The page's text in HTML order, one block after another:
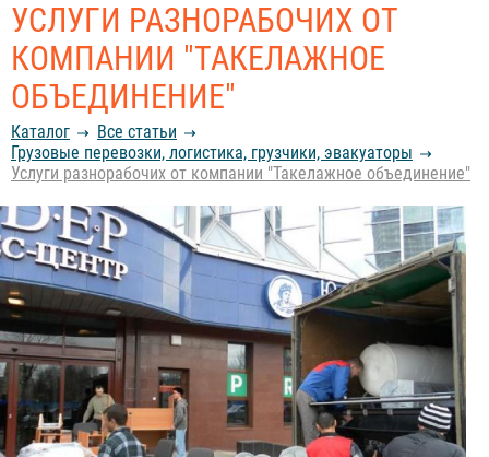
УСЛУГИ РАЗНОРАБОЧИХ ОТ
КОМПАНИИ "ТАКЕЛАЖНОЕ
ОБЪЕДИНЕНИЕ"
Каталог
Все статьи
Грузовые перевозки, логистика, грузчики, эвакуаторы
Услуги разнорабочих от компании "Такелажное объединение"